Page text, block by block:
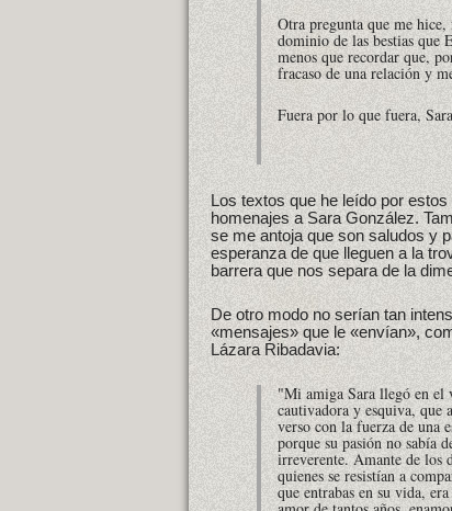
Otra pregunta que me
dominio de las bestias que
menos que recordar que,
fracaso de una relación y
Fuera por lo que fuera,
Los textos que he leído por
homenajes a Sara González.
se me antoja que son saludos y
esperanza de que lleguen a la
barrera que nos separa de la
De otro modo no serían tan
«mensajes» que le «envían»,
Lázara Ribadavia:
"Mi amiga Sara llegó en el
cautivadora y esquiva, que
verso con la fuerza de una
porque su pasión no sabía
irreverente. Amante de los
quienes se resistían a
que entrabas en su vida,